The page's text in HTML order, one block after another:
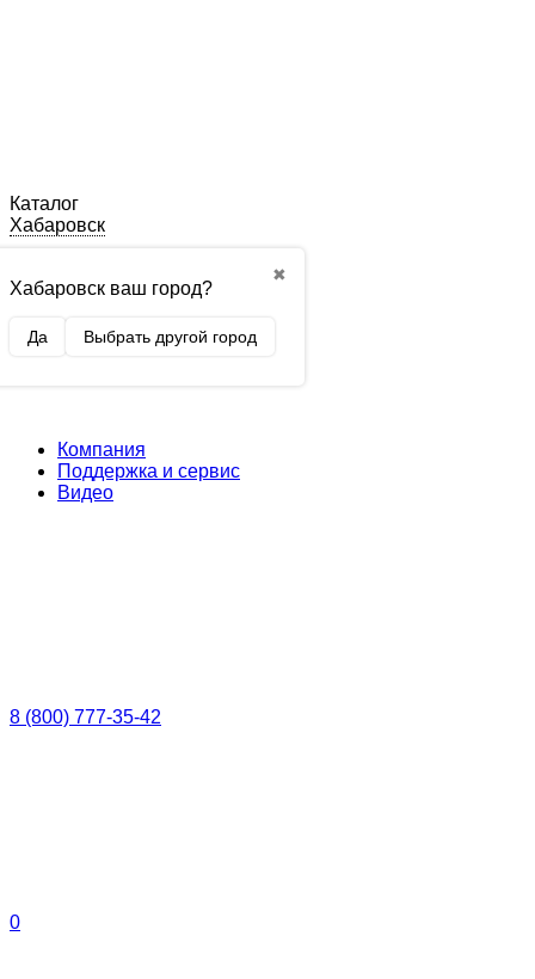
Каталог
Хабаровск
✖
Хабаровск ваш город?
Да Выбрать другой город
Компания
Поддержка и сервис
Видео
8 (800) 777-35-42
0